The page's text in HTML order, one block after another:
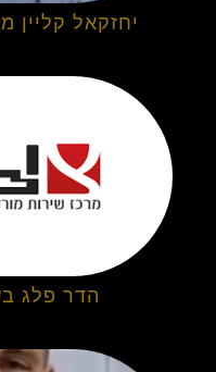
יחזקאל קליין
הדר פלג